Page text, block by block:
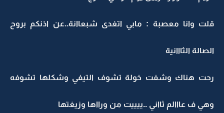
قلت وانا معصبة : مابي اتغدى شبعاانة..عن اذنكم بروح
الصالة الثااانية
رحت هناك وشفت خولة تشوف التيفي وشكلها تشوفه
وهي ف عااالم ثااني ..ييييت من ورااها وزيغتها